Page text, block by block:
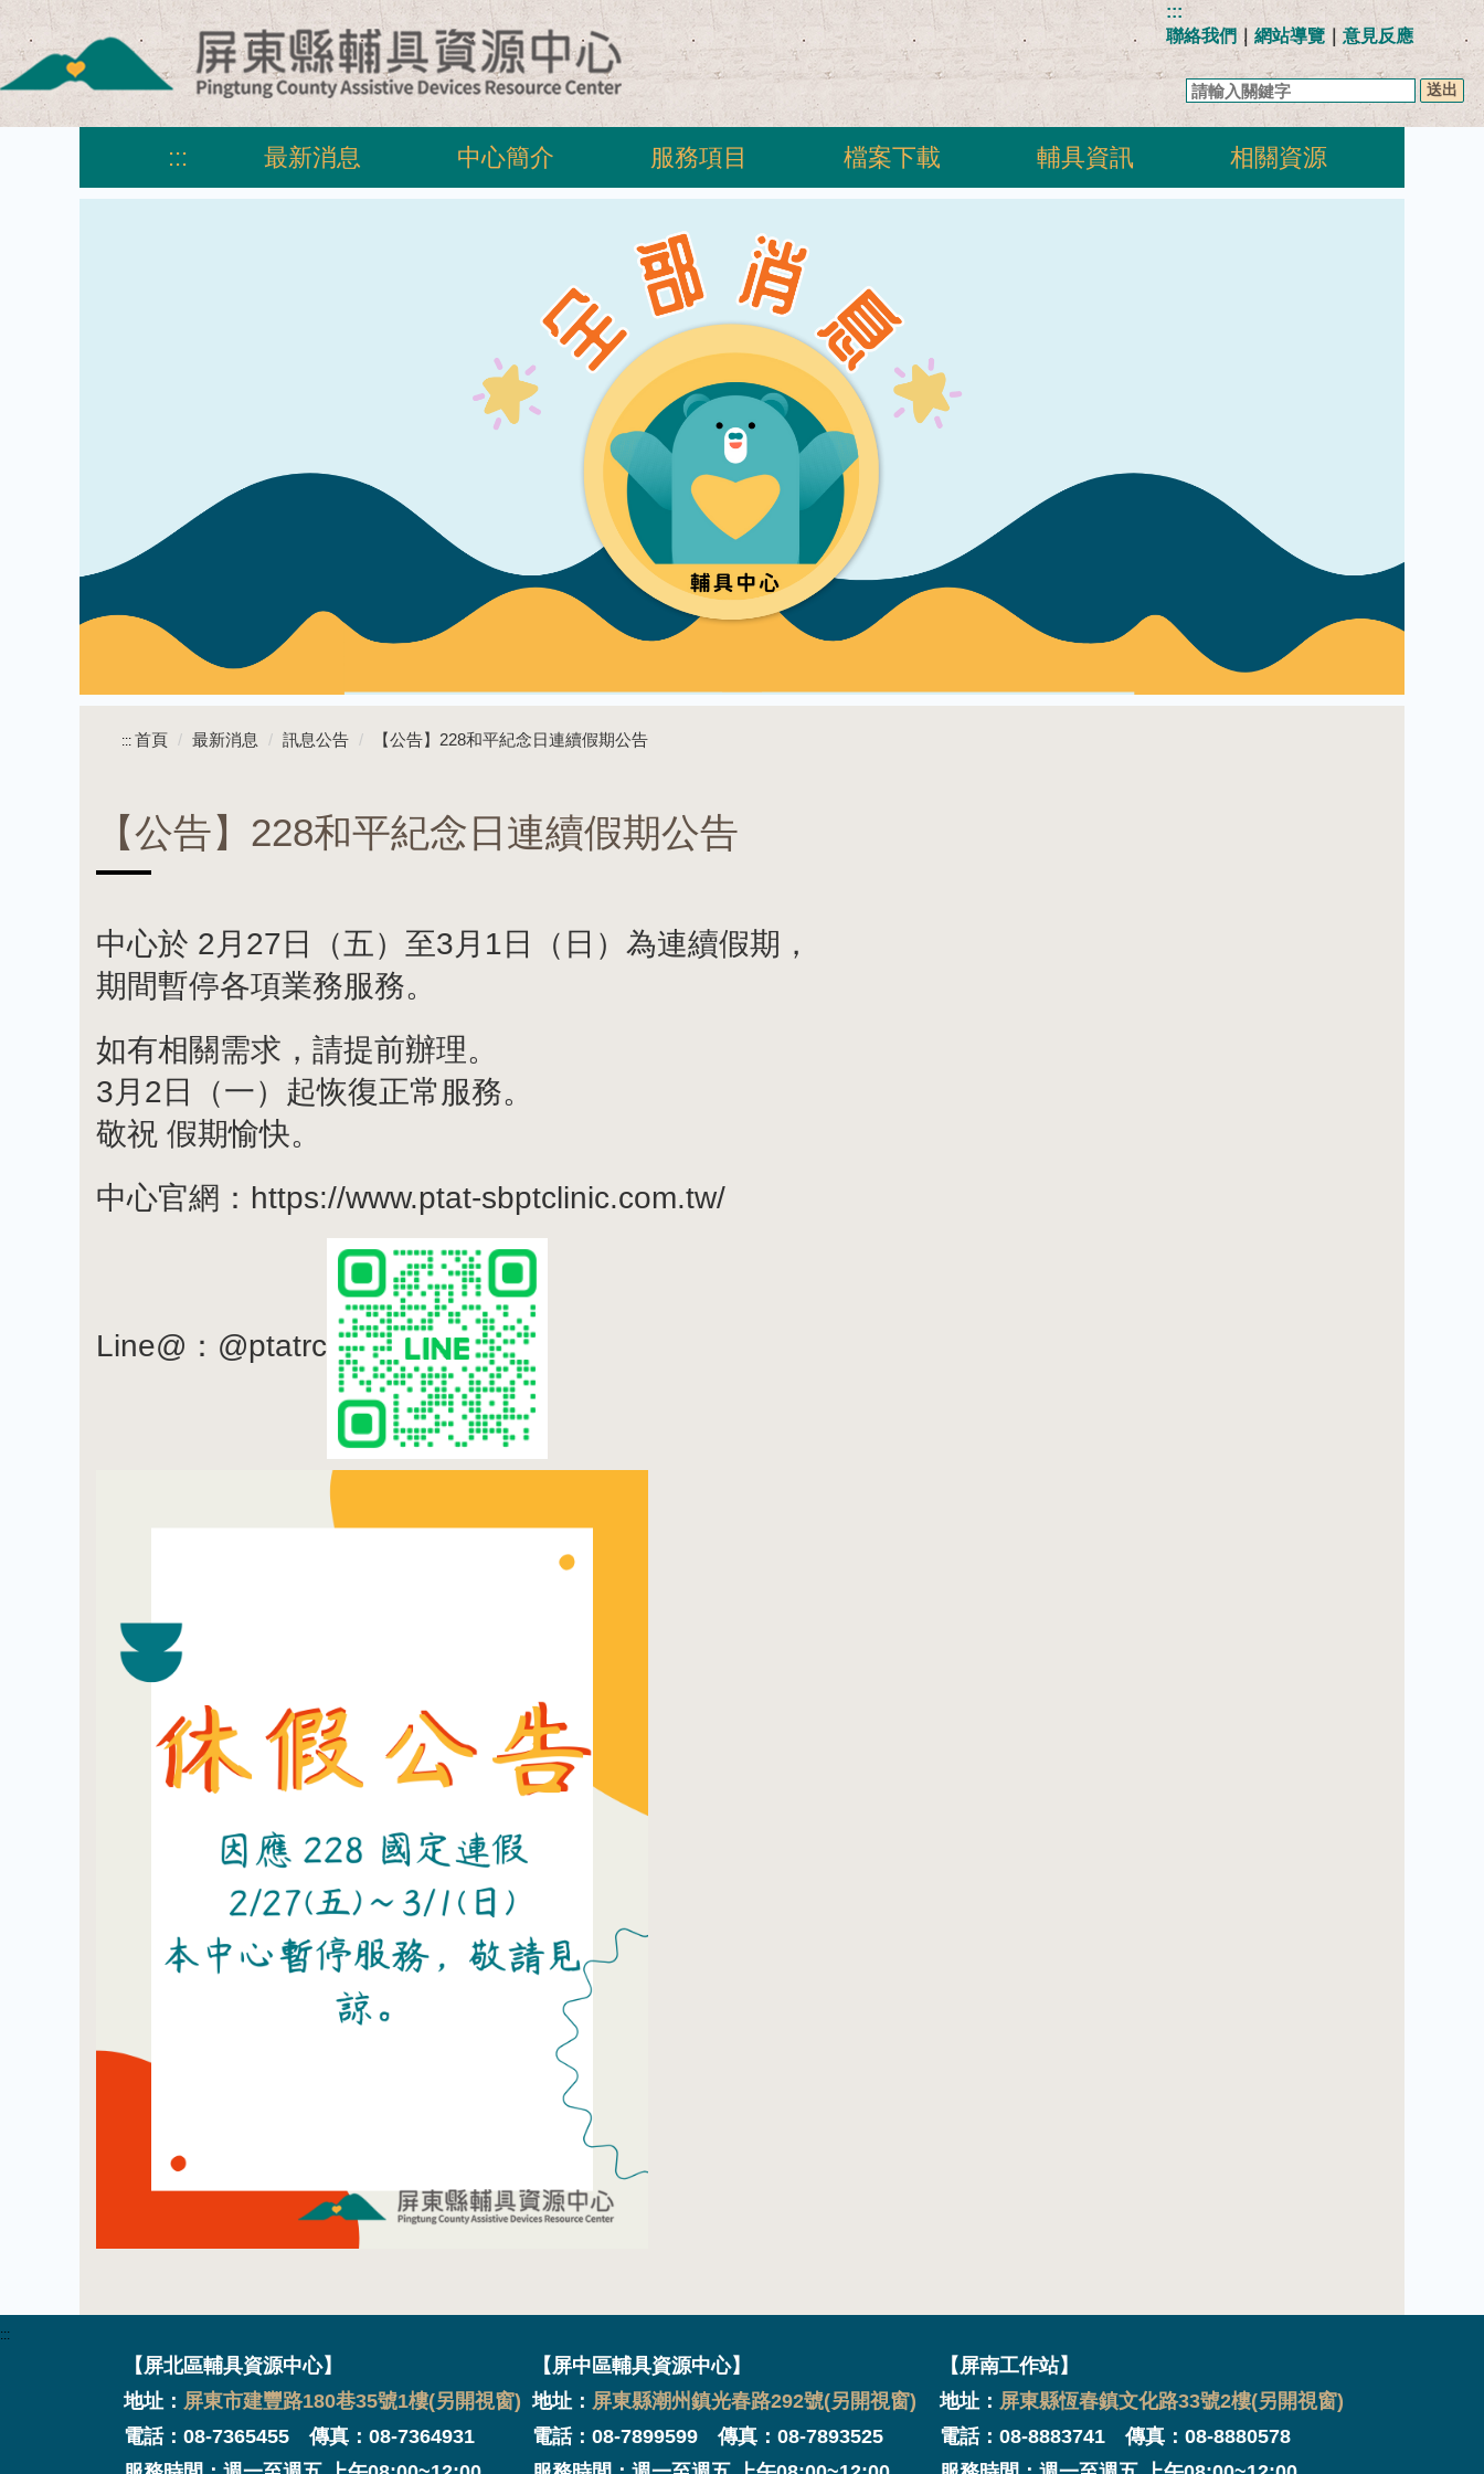
主
要
:::
聯絡我們 ｜ 網站導覽 意見反應
關
鍵
字
::: 最新消息 中心簡介 服務項目 檔案下載 輔具資訊 相關資源
::: 首頁 最新消息 訊息公告 【公告】228和平紀念日連續假期公告
【公告】228和平紀念日連續假期公告
中心於 2月27日（五）至3月1日（日）為連續假期，
期間暫停各項業務服務。
如有相關需求，請提前辦理。
3月2日（一）起恢復正常服務。
敬祝 假期愉快。
中心官網：https://www.ptat-sbptclinic.com.tw/
Line@：@ptatrc
:::
【屏北區輔具資源中心】
地址： 屏東市建豐路180巷35號1樓(另開視窗)
電話：08-7365455 傳真：08-7364931
【屏中區輔具資源中心】
地址： 屏東縣潮州鎮光春路292號(另開視窗)
電話：08-7899599 傳真：08-7893525
【屏南工作站】
地址： 屏東縣恆春鎮文化路33號2樓(另開視窗)
電話：08-8883741 傳真：08-8880578